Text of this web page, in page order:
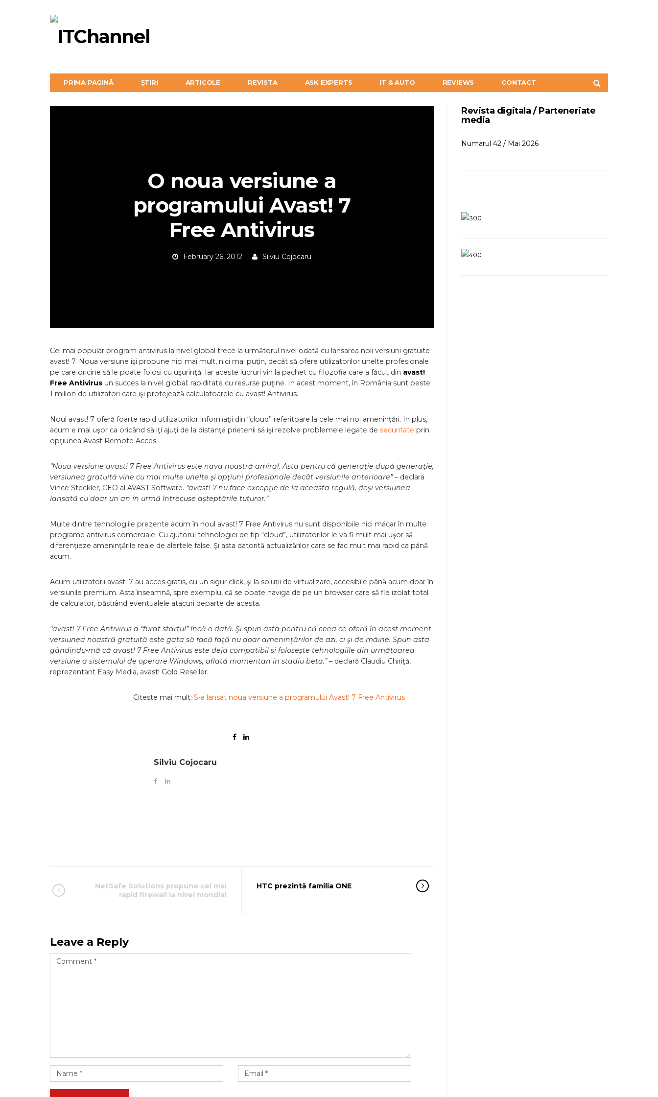
PRIMA PAGINĂ ȘTIRI ARTICOLE REVISTA ASK EXPERTS IT & AUTO REVIEWS CONTACT
O noua versiune a
programului Avast! 7
Free Antivirus
February 26, 2012 Silviu Cojocaru
Cel mai popular program antivirus la nivel global trece la următorul nivel odată cu lansarea noii versiuni gratuite
avast! 7. Noua versiune işi propune nici mai mult, nici mai puţin, decât să ofere utilizatorilor unelte profesionale
pe care oricine să le poate folosi cu uşurinţă. Iar aceste lucruri vin la pachet cu filozofia care a făcut din avast!
Free Antivirus un succes la nivel global: rapiditate cu resurse puţine. In acest moment, în România sunt peste
1 milion de utilizatori care işi protejează calculatoarele cu avast! Antivirus.
Noul avast! 7 oferă foarte rapid utilizatorilor informaţii din “cloud” referitoare la cele mai noi ameninţări. In plus,
acum e mai uşor ca oricând să iţi ajuţi de la distanţă prietenii să işi rezolve problemele legate de securitate prin
opţiunea Avast Remote Acces.
“Noua versiune avast! 7 Free Antivirus este nava noastră amiral. Asta pentru că generaţie după generaţie,
versiunea gratuită vine cu mai multe unelte şi opţiuni profesionale decât versiunile anterioare”– declară
Vince Steckler, CEO al AVAST Software. “avast! 7 nu face excepţie de la aceasta regulă, deşi versiunea
lansată cu doar un an în urmă întrecuse aşteptările tuturor.”
Multe dintre tehnologiile prezente acum în noul avast! 7 Free Antivirus nu sunt disponibile nici măcar în multe
programe antivirus comerciale. Cu ajutorul tehnologiei de tip “cloud”, utilizatorilor le va fi mult mai uşor să
diferenţieze ameninţările reale de alertele false. Şi asta datorită actualizărilor care se fac mult mai rapid ca până
acum.
Acum utilizatorii avast! 7 au acces gratis, cu un sigur click, şi la soluții de virtualizare, accesibile până acum doar în
versiunile premium. Asta înseamnă, spre exemplu, că se poate naviga de pe un browser care să fie izolat total
de calculator, păstrând eventualele atacuri departe de acesta.
“avast! 7 Free Antivirus a “furat startul” încă o dată. Şi spun asta pentru că ceea ce oferă în acest moment
versiunea noastră gratuită este gata să facă faţă nu doar amenințărilor de azi, ci şi de mâine. Spun asta
gândindu-mă că avast! 7 Free Antivirus este deja compatibil si foloseşte tehnologiile din următoarea
versiune a sistemului de operare Windows, aflată momentan in stadiu beta.”– declară Claudiu Chiriţă,
reprezentant Easy Media, avast! Gold Reseller.
Citeste mai mult: S-a lansat noua versiune a programului Avast! 7 Free Antivirus
Silviu Cojocaru
NetSafe Solutions propune cel mai
rapid firewall la nivel mondial
HTC prezintă familia ONE
Leave a Reply
Revista digitala / Parteneriate
media
Numarul 42 / Mai 2026